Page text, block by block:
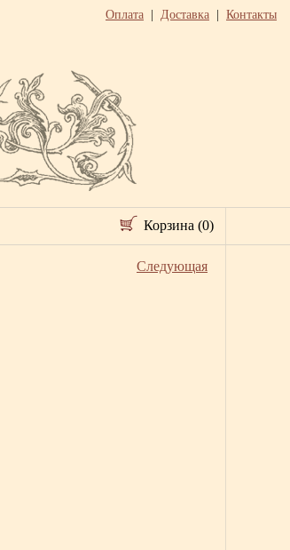
Оплата Доставка Контакты
Корзина (0)
Следующая